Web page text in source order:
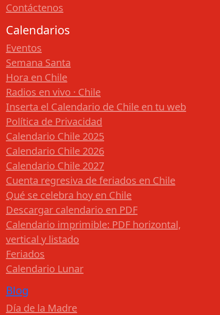
Contáctenos
Calendarios
Eventos
Semana Santa
Hora en Chile
Radios en vivo · Chile
Inserta el Calendario de Chile en tu web
Política de Privacidad
Calendario Chile 2025
Calendario Chile 2026
Calendario Chile 2027
Cuenta regresiva de feriados en Chile
Qué se celebra hoy en Chile
Descargar calendario en PDF
Calendario imprimible: PDF horizontal,
vertical y listado
Feriados
Calendario Lunar
Blog
Día de la Madre